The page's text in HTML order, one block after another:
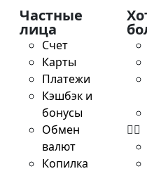
Частные
лица
Счет
Карты
Платежи
Кэшбэк и
бонусы
Обмен
валют
Копилка
фирмы в КНР может
для того чтобы
мировых
продукцию в
(в том числе